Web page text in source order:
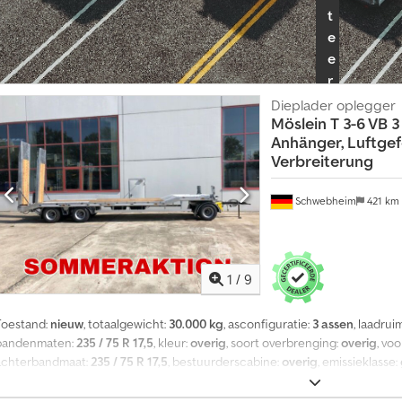
voorbeeldfoto’s --, Meer gegevens op: !, Meer details: !
t
e
e
r
d
e
a
l
r
t
I
n
1 / 9
Schwebheim 421 km
Dieplader oplegger
Möslein T 3-6 VB
Anhänger,
Verbreiterung
nieuw, totaalgewicht: 30.000 kg, asconfiguratie: 3 assen,
235 / 75 R 17,5, kleur:overig, soort overbrenging:overig,
235 / 75 R 17,5, bestuurderscabine: overig, emissieklasse:
, Totale laadlengte ca.: 8.200 mm, Laagbed ca.: 6.000 mm